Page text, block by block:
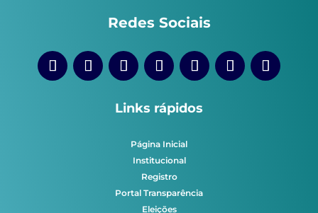
Redes Sociais
Links rápidos
Página Inicial
Institucional
Registro
Portal Transparência
Eleições